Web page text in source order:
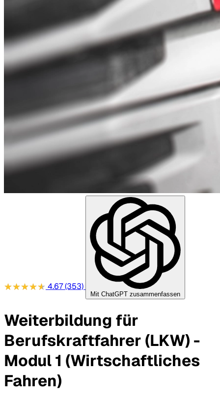
4.67(353)
Mit ChatGPT zusammenfassen
Weiterbildung für
Berufskraftfahrer (LKW) -
Modul 1 (Wirtschaftliches
Fahren)